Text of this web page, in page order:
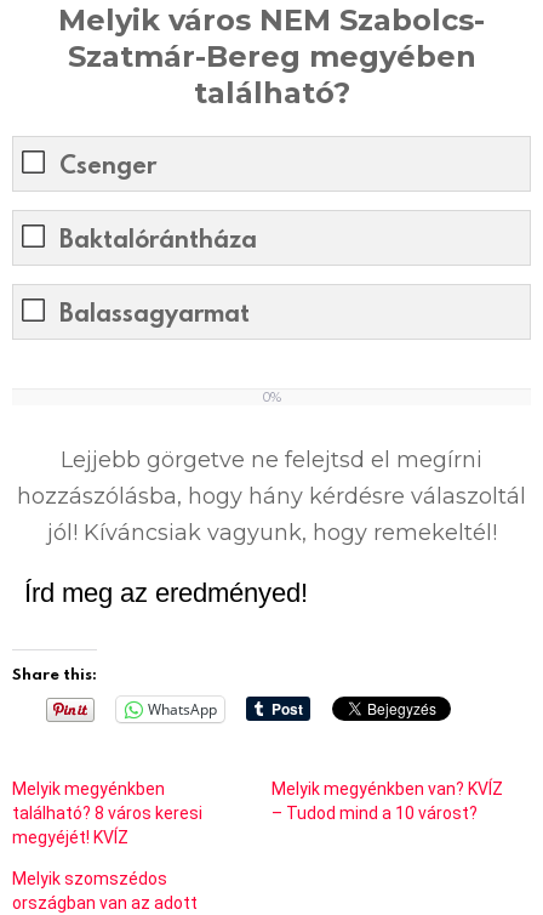
Melyik város NEM Szabolcs-
Szatmár-Bereg megyében
található?
Csenger
Baktalórántháza
Balassagyarmat
0%
Lejjebb görgetve ne felejtsd el megírni
hozzászólásba, hogy hány kérdésre válaszoltál
jól! Kíváncsiak vagyunk, hogy remekeltél!
Írd meg az eredményed!
Share this:
WhatsApp
Melyik megyénkben
található? 8 város keresi
megyéjét! KVÍZ
Melyik megyénkben van? KVÍZ
– Tudod mind a 10 várost?
Melyik szomszédos
országban van az adott